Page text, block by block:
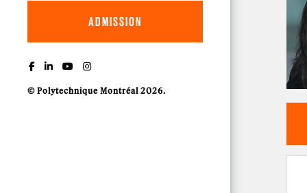
ADMISSION
© Polytechnique Montréal 2026.